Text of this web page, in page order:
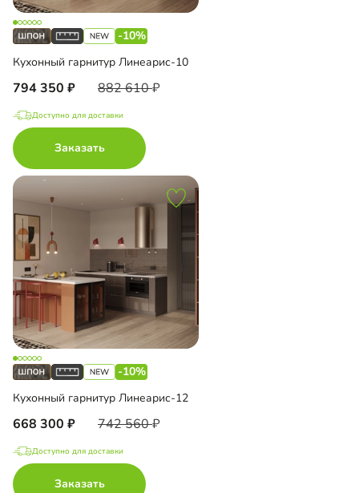
-10%
Кухонный гарнитур Линеарис-10
794 350 882 610
Доступно для доставки
Заказать
-10%
Кухонный гарнитур Линеарис-12
668 300 742 560
Доступно для доставки
Заказать